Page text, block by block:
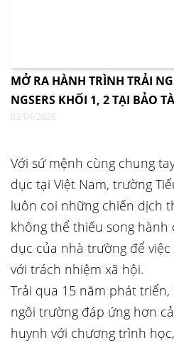
MỞ RA HÀNH TRÌNH TRẢI
NGSERS KHỐI 1, 2 TẠI BẢO
03/04/2026
Với sứ mệnh cùng chung
dục tại Việt Nam, trường
luôn coi những chiến dịch
không thể thiếu song
dục của nhà trường để
với trách nhiệm xã hội.
Trải qua 15 năm phát
ngôi trường đáp ứng hơn
huynh với chương trình